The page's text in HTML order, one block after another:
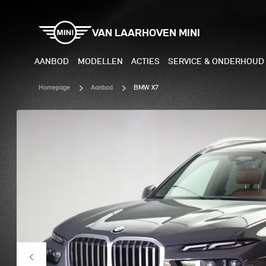
VAN LAARHOVEN MINI
AANBOD MODELLEN
MINI ACEMAN ELECTRIC
MINI COUNTRYMAN ELECTRIC
JOHN COOPER WORKS
ELECTRIC
MINI
MINI
MINI
MINI
ACTIES SERVICE & ONDERHOUD
Homepage Aanbod BMW X7